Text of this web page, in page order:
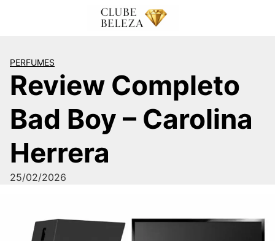
PERFUMES
Review Completo
Bad Boy – Carolina
Herrera
25/02/2026